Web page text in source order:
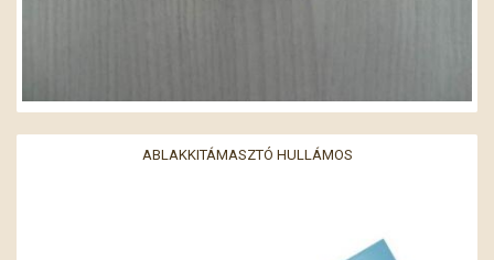
ABLAKKITÁMASZTÓ HULLÁMOS